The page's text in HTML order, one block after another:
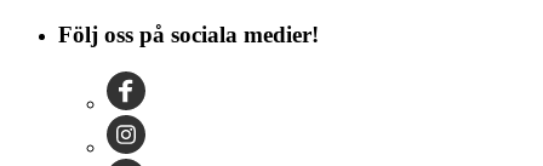
Följ oss på sociala medier!